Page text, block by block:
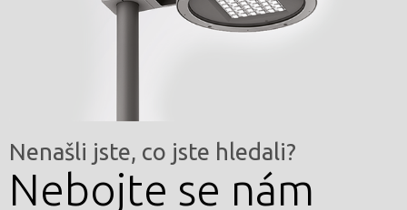
Nenašli jste, co jste hledali?
Nebojte se nám